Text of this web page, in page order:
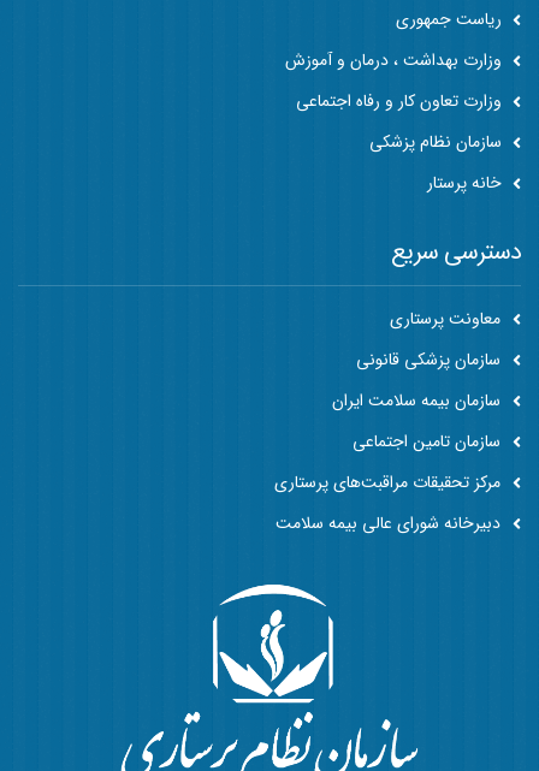
ریاست جمهوری
وزارت بهداشت ، درمان و آموزش
وزارت تعاون کار و رفاه اجتماعی
سازمان نظام پزشکی
خانه پرستار
دسترسی سریع
معاونت پرستاری
سازمان پزشکی قانونی
سازمان بیمه سلامت ایران
سازمان تامین اجتماعی
مرکز تحقیقات مراقبت‌های پرستاری
دبیرخانه شورای عالی بیمه سلامت